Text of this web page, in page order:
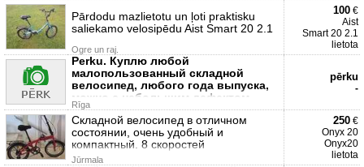
Pārdodu mazlietotu un ļoti praktisku
saliekamo velosipēdu Aist Smart 20 2.1
Ogre un raj.
100 €
Aist
Smart 20 2.1
lietota
Perku. Куплю любой
малопользованный складной
велосипед, любого года выпуска,
можно с небольшим дефектом.
Rīga
pērku
-
Складной велосипед в отличном
состоянии, очень удобный и
компактный. 8 скоростей
Jūrmala
250 €
Onyx 20
Onyx20
lietota